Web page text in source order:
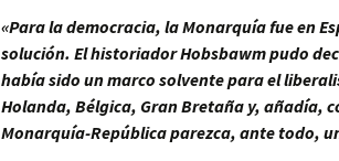
«Para la democracia, la Monarquía fue en
solución. El historiador Hobsbawm pudo
había sido un marco solvente para el
Holanda, Bélgica, Gran Bretaña y, añadía,
Monarquía-República parezca, ante todo,